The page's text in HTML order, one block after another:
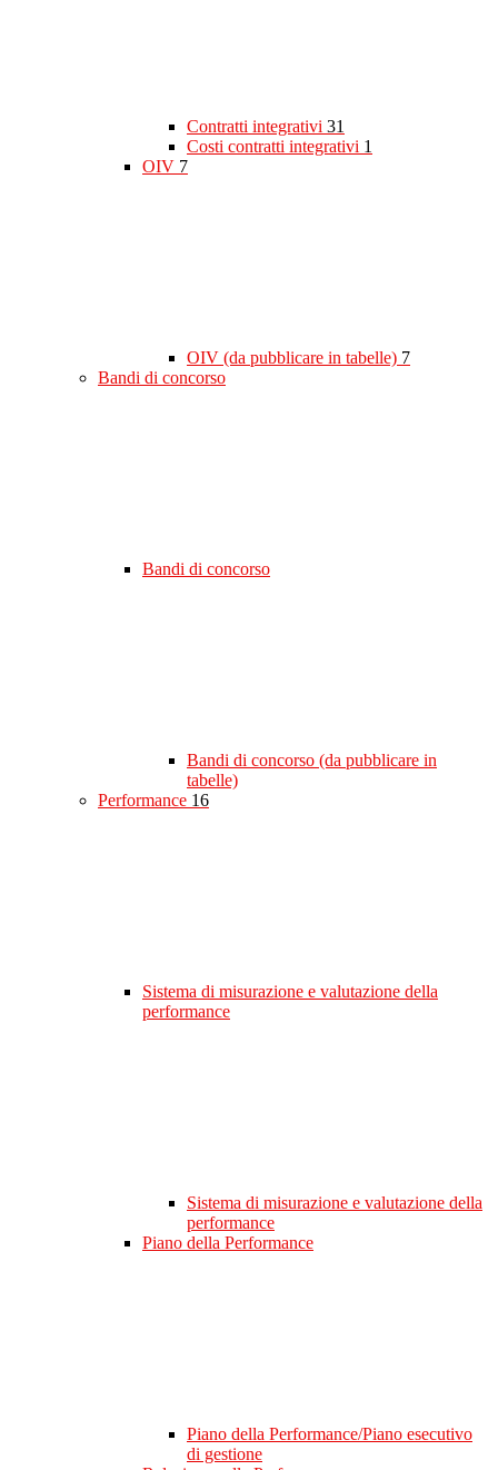
Contratti integrativi 31
Costi contratti integrativi 1
OIV 7
OIV (da pubblicare in tabelle) 7
Bandi di concorso
Bandi di concorso
Bandi di concorso (da pubblicare in
tabelle)
Performance 16
Sistema di misurazione e valutazione della
performance
Sistema di misurazione e valutazione della
performance
Piano della Performance
Piano della Performance/Piano esecutivo
di gestione